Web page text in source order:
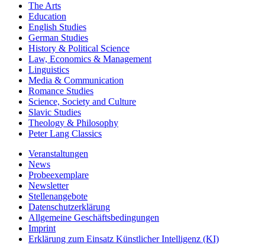
Education
English Studies
German Studies
History & Political Science
Law, Economics & Management
Linguistics
Media & Communication
Romance Studies
Science, Society and Culture
Slavic Studies
Theology & Philosophy
Peter Lang Classics
News
Probeexemplare
Newsletter
Stellenangebote
Datenschutzerklärung
Allgemeine Geschäftsbedingungen
Imprint
Erklärung zum Einsatz Künstlicher Intelligenz (KI)
Vertrag widerrufen